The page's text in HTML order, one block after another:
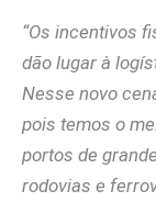
“Os incentivos
dão lugar à
Nesse novo
pois temos o
portos de
rodovias e